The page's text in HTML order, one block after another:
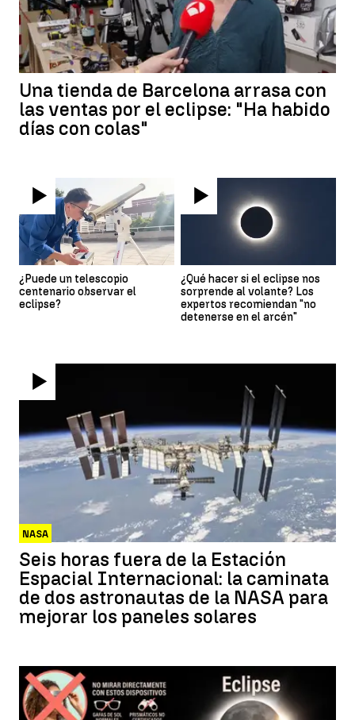
Una tienda de Barcelona arrasa con
las ventas por el eclipse: "Ha habido
días con colas"
¿Puede un telescopio
centenario observar el
eclipse?
¿Qué hacer si el eclipse nos
sorprende al volante? Los
expertos recomiendan "no
detenerse en el arcén"
NASA
Seis horas fuera de la Estación
Espacial Internacional: la caminata
de dos astronautas de la NASA para
mejorar los paneles solares